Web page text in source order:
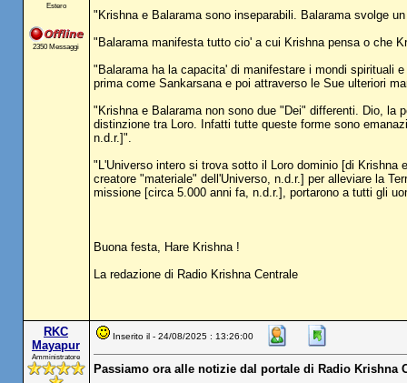
Estero
2350 Messaggi
"Krishna e Balarama sono inseparabili. Balarama svolge
"Balarama manifesta tutto cio' a cui Krishna pensa o che
"Balarama ha la capacita' di manifestare i mondi spirituali
prima come Sankarsana e poi attraverso le Sue ulteriori
"Krishna e Balarama non sono due "Dei" differenti. Dio, la
distinzione tra Loro. Infatti tutte queste forme sono
n.d.r.]".
"L'Universo intero si trova sotto il Loro dominio [di
creatore "materiale" dell'Universo, n.d.r.] per alleviare la
missione [circa 5.000 anni fa, n.d.r.], portarono a tutti gli
Buona festa, Hare Krishna !
La redazione di Radio Krishna Centrale
RKC
Mayapur
Amministratore
Inserito il - 24/08/2025 : 13:26:00
Passiamo ora alle notizie dal portale di Radio